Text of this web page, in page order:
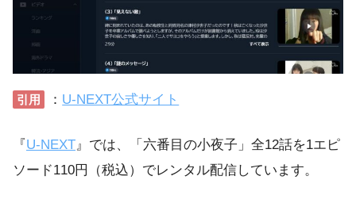
引用 ： U-NEXT公式サイト
『U-NEXT 』では、「六番目の小夜子」全12話を1エピ
ソード110円（税込）でレンタル配信しています。